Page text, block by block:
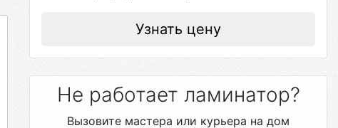
Узнать цену
Не работает ламинатор?
Вызовите мастера или курьера на дом